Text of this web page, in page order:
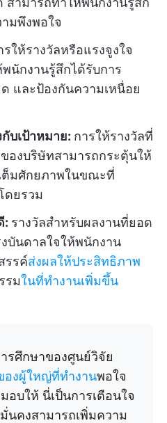
มพึงพอใจ
รให้รางวัลหรือแรงจูงใจ
นักงานรู้สึกได้รับการ
และป้องกันความเหนื่อย
บเป้าหมาย: การให้รางวัลที่
องบริษัทสามารถกระตุ้นให้
ต็มศักยภาพในขณะที่
ดยรวม
: รางวัลสำหรับผลงานที่ยอด
บันดาลใจให้พนักงาน
รรค์ส่งผลให้ประสิทธิภาพ
รมในที่ทำงานเพิ่มขึ้น
รศึกษาของศูนย์วิจัย
องผู้ใหญ่ที่ทำงานพอใจ
อบให้ นี่เป็นการเตือนใจ
นคงสามารถเพิ่มความ